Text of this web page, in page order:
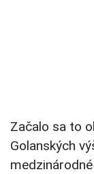
Začalo sa to
Golanských